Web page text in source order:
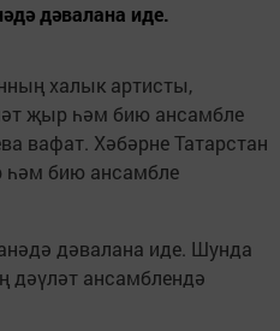
дәвалана иде.
халык артисты,
җыр һәм бию ансамбле
вафат. Хәбәрне Татарстан
һәм бию ансамбле
дәвалана иде. Шунда
дәүләт ансамблендә